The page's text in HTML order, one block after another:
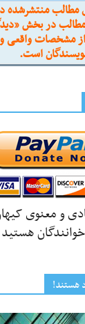
منتشرشده
در بخش
مشخصات واقعی
است.
و معنوی
هستید
هستند!